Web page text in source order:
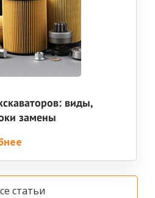
виды,
замены
статьи